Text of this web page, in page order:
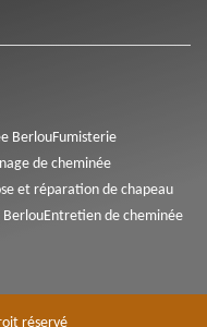
BerlouFumisterie
de cheminée
et réparation de chapeau
BerlouEntretien de cheminée
réservé